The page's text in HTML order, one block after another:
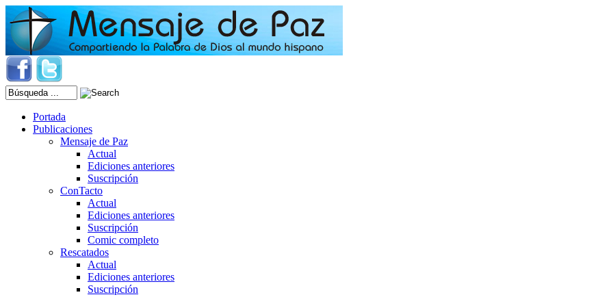
Portada
Publicaciones
Mensaje de Paz
Actual
Ediciones anteriores
Suscripción
ConTacto
Actual
Ediciones anteriores
Suscripción
Comic completo
Rescatados
Actual
Ediciones anteriores
Suscripción